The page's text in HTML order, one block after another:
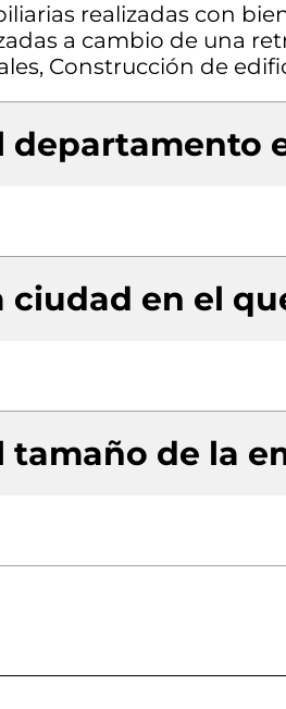
realizadas con
a cambio de una
Construcción de
departamento
ciudad en el
tamaño de la